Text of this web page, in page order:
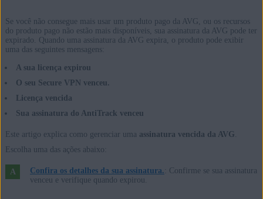
AVG AntiTrack 2.x para Windows
AVG Internet Security 20.x para Mac
AVG Secure VPN 1.x para Mac
AVG TuneUp 2.x para Mac
AVG AntiTrack 1.x para Mac
64-bit
Se você não consegue mais usar um produto pago da AVG, ou os recursos
do produto pago não estão mais disponíveis, sua assinatura da AVG pode ter
expirado. Quando uma assinatura da AVG expira, o produto pode exibir
uma das seguintes mensagens:
A sua licença expirou
O seu Secure VPN venceu.
Licença vencida
Sua assinatura do AntiTrack venceu
Este artigo explica como gerenciar uma assinatura vencida da AVG.
Escolha uma das ações abaixo:
Confira os detalhes da sua assinatura. : Confirme se sua assinatura
venceu e verifique quando expirou.